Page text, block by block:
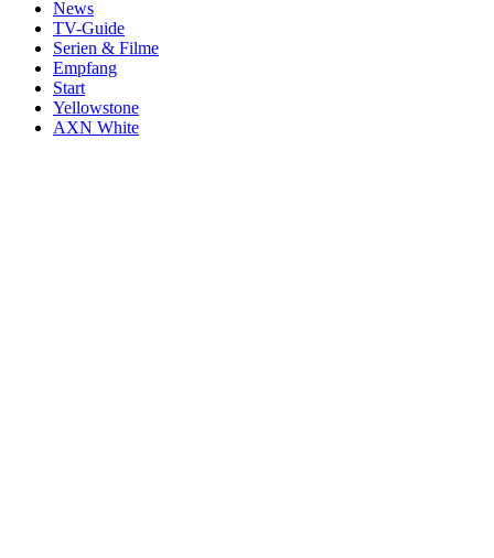
News
TV-Guide
Serien & Filme
Empfang
Start
Yellowstone
AXN White